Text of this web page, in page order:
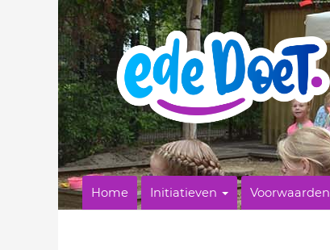
Home Initiatieven Voorwaarden